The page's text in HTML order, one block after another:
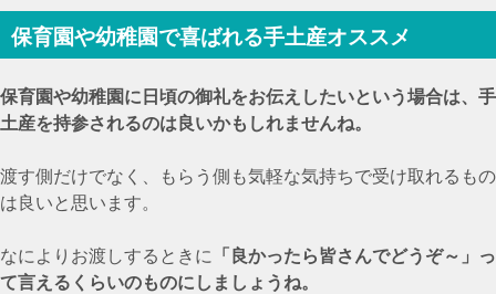
保育園や幼稚園で喜ばれる手土産オススメ
保育園や幼稚園に日頃の御礼をお伝えしたいという場合は、手
土産を持参されるのは良いかもしれませんね。
渡す側だけでなく、もらう側も気軽な気持ちで受け取れるもの
は良いと思います。
なによりお渡しするときに
「良かったら皆さんでどうぞ～」っ
て言えるくらいのものにしましょうね。